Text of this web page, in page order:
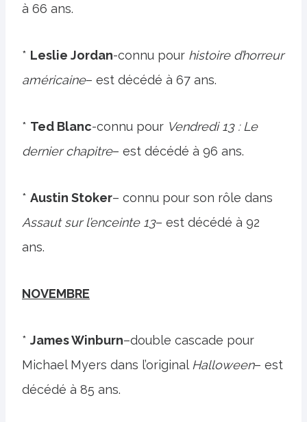
à 66 ans.
* Leslie Jordan-connu pour histoire d’horreur
américaine– est décédé à 67 ans.
* Ted Blanc-connu pour Vendredi 13 : Le
dernier chapitre– est décédé à 96 ans.
* Austin Stoker– connu pour son rôle dans
Assaut sur l’enceinte 13– est décédé à 92
ans.
NOVEMBRE
* James Winburn–double cascade pour
Michael Myers dans l’original Halloween– est
décédé à 85 ans.